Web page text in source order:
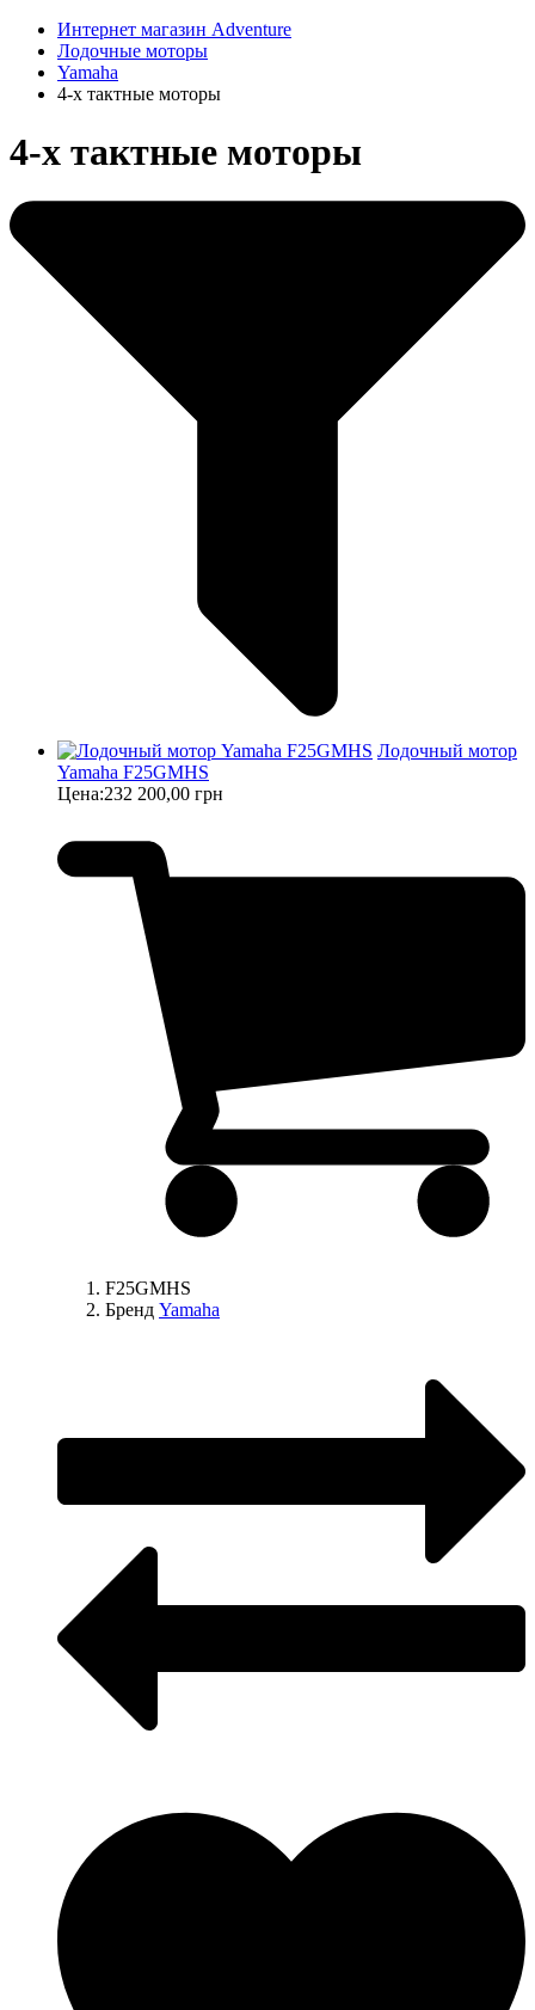
Интернет магазин Adventure
Лодочные моторы
Yamaha
4-х тактные моторы
4-х тактные моторы
Лодочный мотор
Yamaha F25GMHS
Цена:232 200,00 грн
F25GMHS
Бренд Yamaha